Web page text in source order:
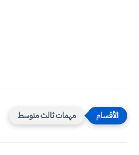
مهمات ثالث متوسط